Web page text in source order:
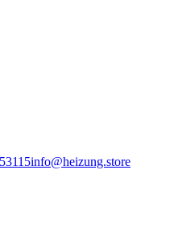
info@heizung.store